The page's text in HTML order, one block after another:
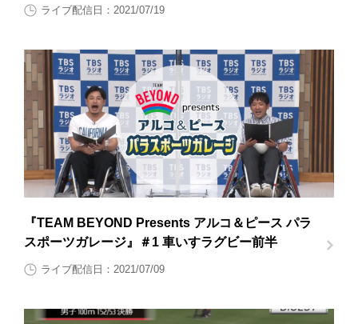
ライブ配信日：2021/07/19
『TEAM BEYOND Presents アルコ＆ピース パラ
スポーツガレージ』＃1 車いすラグビー前半
ライブ配信日：2021/07/09